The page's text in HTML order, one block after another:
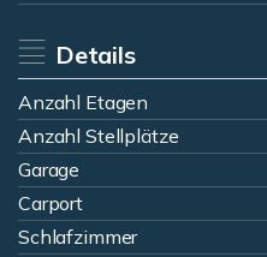
Details
Anzahl Etagen
Anzahl Stellplätze
Garage
Carport
Schlafzimmer